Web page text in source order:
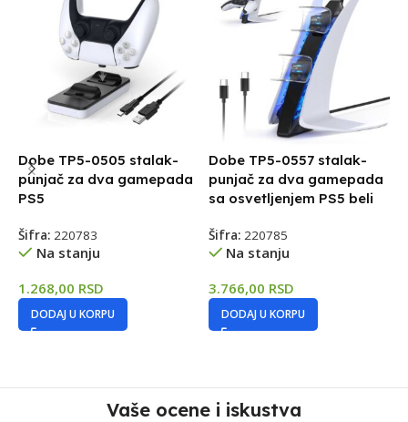
Dobe TP5-0505 stalak-
punjač za dva gamepada
PS5
Šifra: 220783
Na stanju
1.268,00 RSD
DODAJ U KORPU
Dobe TP5-0557 stalak-
punjač za dva gamepada
sa osvetljenjem PS5 beli
Šifra: 220785
Na stanju
3.766,00 RSD
DODAJ U KORPU
Vaše ocene i iskustva